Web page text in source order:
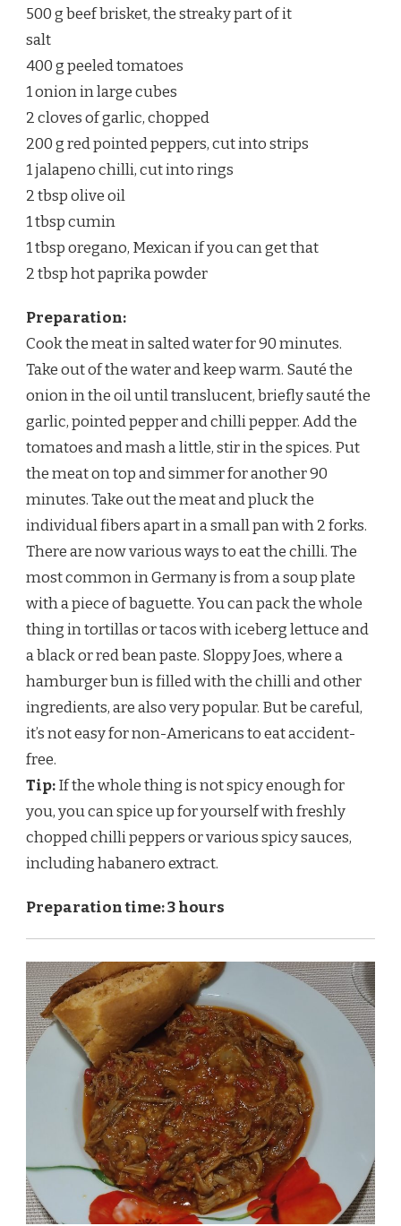
500 g beef brisket, the streaky part of it
salt
400 g peeled tomatoes
1 onion in large cubes
2 cloves of garlic, chopped
200 g red pointed peppers, cut into strips
1 jalapeno chilli, cut into rings
2 tbsp olive oil
1 tbsp cumin
1 tbsp oregano, Mexican if you can get that
2 tbsp hot paprika powder
Preparation:
Cook the meat in salted water for 90 minutes.
Take out of the water and keep warm. Sauté the
onion in the oil until translucent, briefly sauté the
garlic, pointed pepper and chilli pepper. Add the
tomatoes and mash a little, stir in the spices. Put
the meat on top and simmer for another 90
minutes. Take out the meat and pluck the
individual fibers apart in a small pan with 2 forks.
There are now various ways to eat the chilli. The
most common in Germany is from a soup plate
with a piece of baguette. You can pack the whole
thing in tortillas or tacos with iceberg lettuce and
a black or red bean paste. Sloppy Joes, where a
hamburger bun is filled with the chilli and other
ingredients, are also very popular. But be careful,
it’s not easy for non-Americans to eat accident-
free.
Tip:If the whole thing is not spicy enough for
you, you can spice up for yourself with freshly
chopped chilli peppers or various spicy sauces,
including habanero extract.
Preparation time: 3 hours